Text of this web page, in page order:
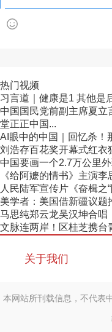
热门视频
习言道｜健康是1 其他是
中国国民党前副主席夏立
堂正正中国...
AI眼中的中国｜回忆杀！
刘浩存百花奖开幕式红衣
中国要画一个2.7万公里
《给阿嬷的情书》主演
人民陆军宣传片《奋楫之
美学者：美国借新疆议
马思纯郑云龙吴汉坤合唱
文脉连两岸！区桂芝携台
关于我们
本网站所刊载信息，不代表